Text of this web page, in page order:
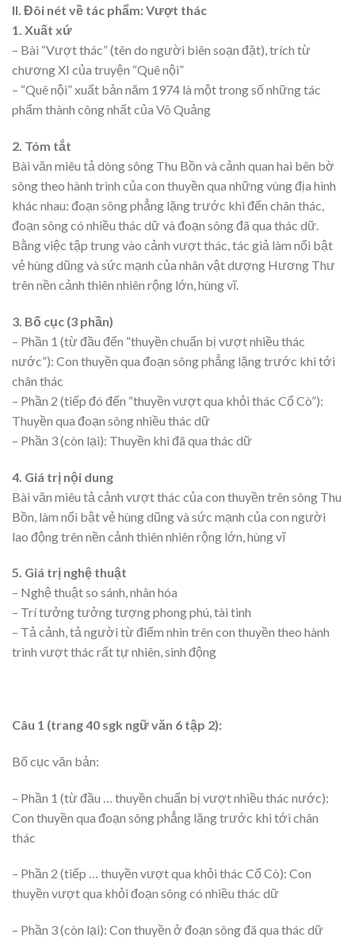
II. Đôi nét về tác phẩm: Vượt thác
1. Xuất xứ
– Bài “Vượt thác” (tên do người biên soạn đặt), trích từ
chương XI của truyện “Quê nội”
– “Quê nội” xuất bản năm 1974 là một trong số những tác
phẩm thành công nhất của Võ Quảng
2. Tóm tắt
Bài văn miêu tả dòng sông Thu Bồn và cảnh quan hai bên bờ
sông theo hành trình của con thuyền qua những vùng địa hình
khác nhau: đoạn sông phẳng lặng trước khi đến chân thác,
đoạn sông có nhiều thác dữ và đoạn sông đã qua thác dữ.
Bằng việc tập trung vào cảnh vượt thác, tác giả làm nổi bật
vẻ hùng dũng và sức mạnh của nhân vật dượng Hương Thư
trên nền cảnh thiên nhiên rộng lớn, hùng vĩ.
3. Bố cục (3 phần)
– Phần 1 (từ đầu đến “thuyền chuẩn bị vượt nhiều thác
nước”): Con thuyền qua đoạn sông phẳng lặng trước khi tới
chân thác
– Phần 2 (tiếp đó đến “thuyền vượt qua khỏi thác Cổ Cò”):
Thuyền qua đoạn sông nhiều thác dữ
– Phần 3 (còn lại): Thuyền khi đã qua thác dữ
4. Giá trị nội dung
Bài văn miêu tả cảnh vượt thác của con thuyền trên sông Thu
Bồn, làm nổi bật vẻ hùng dũng và sức mạnh của con người
lao động trên nền cảnh thiên nhiên rộng lớn, hùng vĩ
5. Giá trị nghệ thuật
– Nghệ thuật so sánh, nhân hóa
– Trí tưởng tưởng tượng phong phú, tài tình
– Tả cảnh, tả người từ điểm nhìn trên con thuyền theo hành
trình vượt thác rất tự nhiên, sinh động
Câu 1 (trang 40 sgk ngữ văn 6 tập 2):
Bố cục văn bản:
– Phần 1 (từ đầu … thuyền chuẩn bị vượt nhiều thác nước):
Con thuyền qua đoạn sông phẳng lặng trước khi tới chân
thác
– Phần 2 (tiếp … thuyền vượt qua khỏi thác Cổ Cò): Con
thuyền vượt qua khỏi đoạn sông có nhiều thác dữ
– Phần 3 (còn lại): Con thuyền ở đoạn sông đã qua thác dữ